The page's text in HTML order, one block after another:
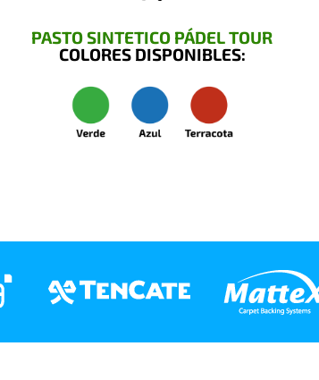
PASTO SINTETICO PÁDEL TOUR
COLORES DISPONIBLES: